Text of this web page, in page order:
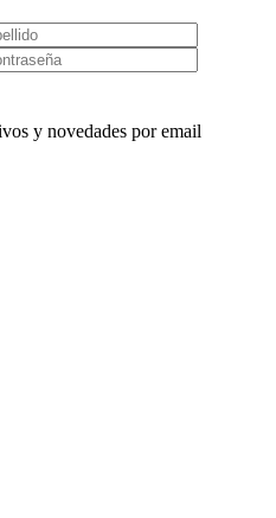
y novedades por email